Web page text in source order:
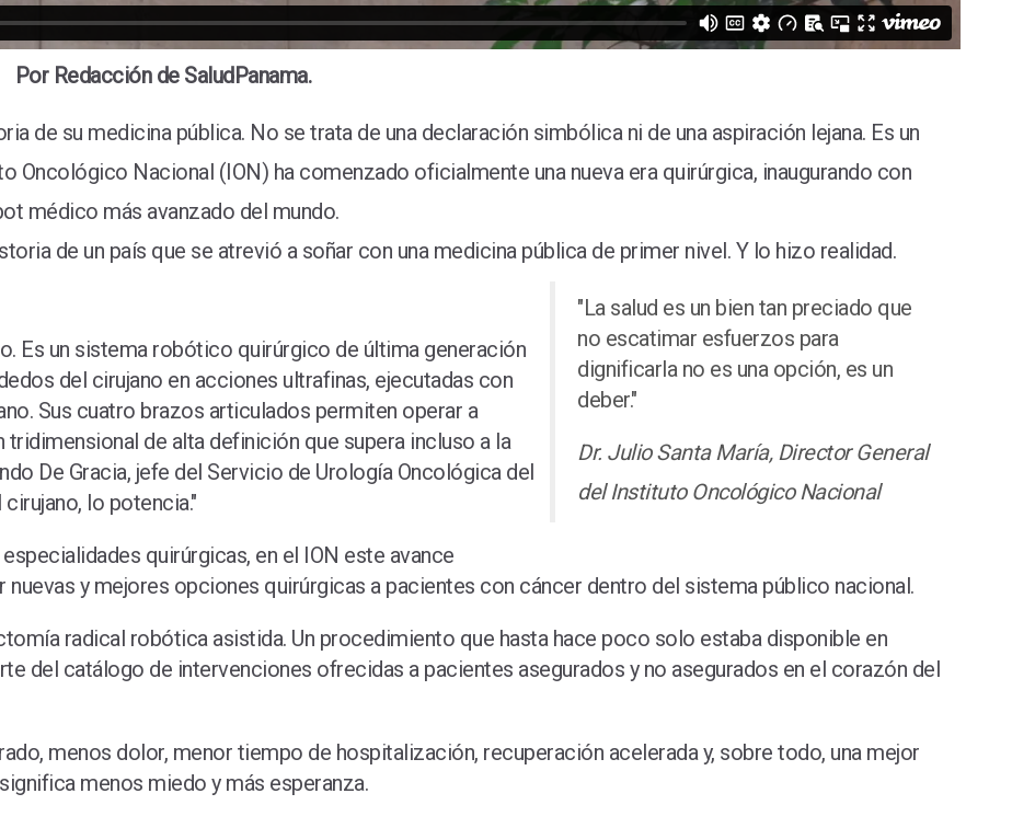
Por Redacción de SaludPanama.
de su medicina pública. No se trata de una declaración simbólica ni de una aspiración lejana. Es un
Oncológico Nacional (ION) ha comenzado oficialmente una nueva era quirúrgica, inaugurando con
médico más avanzado del mundo.
de un país que se atrevió a soñar con una medicina pública de primer nivel. Y lo hizo realidad.
"La salud es un bien tan preciado que
no escatimar esfuerzos para
dignificarla no es una opción, es un
deber."
Dr. Julio Santa María, Director General
del Instituto Oncológico Nacional
Es un sistema robótico quirúrgico de última generación
del cirujano en acciones ultrafinas, ejecutadas con
Sus cuatro brazos articulados permiten operar a
de alta definición que supera incluso a la
De Gracia, jefe del Servicio de Urología Oncológica del
lo potencia."
quirúrgicas, en el ION este avance
y mejores opciones quirúrgicas a pacientes con cáncer dentro del sistema público nacional.
radical robótica asistida. Un procedimiento que hasta hace poco solo estaba disponible en
del catálogo de intervenciones ofrecidas a pacientes asegurados y no asegurados en el corazón del
menos dolor, menor tiempo de hospitalización, recuperación acelerada y, sobre todo, una mejor
menos miedo y más esperanza.